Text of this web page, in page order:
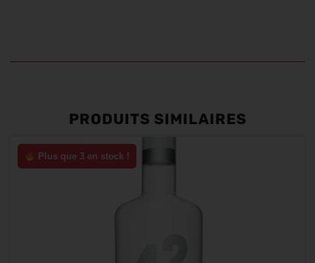
PRODUITS SIMILAIRES
Plus que 3 en stock !